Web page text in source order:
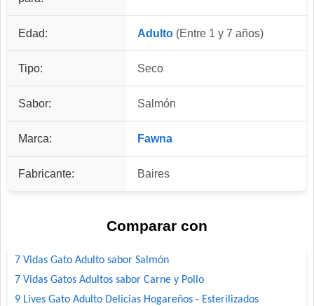
Edad: Adulto (Entre 1 y 7 años)
Tipo: Seco
Sabor: Salmón
Marca: Fawna
Fabricante: Baires
Comparar con
7 Vidas Gato Adulto sabor Salmón
7 Vidas Gatos Adultos sabor Carne y Pollo
9 Lives Gato Adulto Delicias Hogareños - Esterilizados